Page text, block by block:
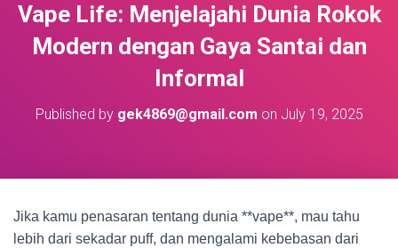
Vape Life: Menjelajahi Dunia Rokok
Modern dengan Gaya Santai dan
Informal
Published by gek4869@gmail.com on July 19, 2025
Jika kamu penasaran tentang dunia **vape**, mau tahu
lebih dari sekadar puff, dan mengalami kebebasan dari